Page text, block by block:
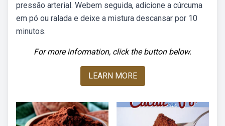
pressão arterial. Webem seguida, adicione a cúrcuma
em pó ou ralada e deixe a mistura descansar por 10
minutos.
For more information, click the button below.
LEARN MORE